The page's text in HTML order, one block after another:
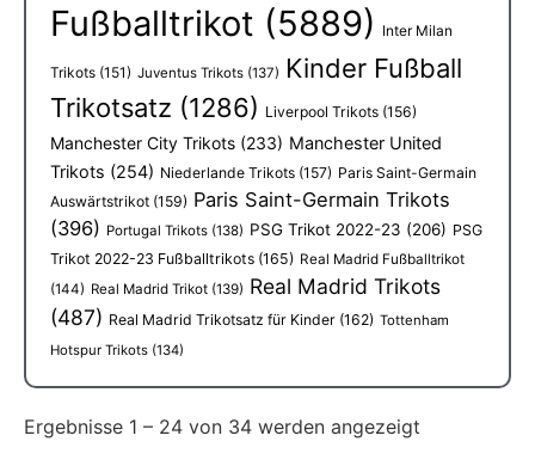
Fußballtrikot (5889) Inter Milan
Trikots (151) Juventus Trikots (137) Kinder Fußball
Trikotsatz (1286) Liverpool Trikots (156)
Manchester City Trikots (233) Manchester United
Trikots (254) Niederlande Trikots (157) Paris Saint-Germain
Auswärtstrikot (159) Paris Saint-Germain Trikots
(396) Portugal Trikots (138) PSG Trikot 2022-23 (206) PSG
Trikot 2022-23 Fußballtrikots (165) Real Madrid Fußballtrikot
(144) Real Madrid Trikot (139) Real Madrid Trikots
(487) Real Madrid Trikotsatz für Kinder (162) Tottenham
Hotspur Trikots (134)
Ergebnisse 1 – 24 von 34 werden angezeigt